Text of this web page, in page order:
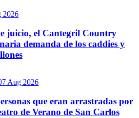
2026
juicio, el Cantegril Country
demanda de los caddies y
Aug 2026
que eran arrastradas por
de Verano de San Carlos